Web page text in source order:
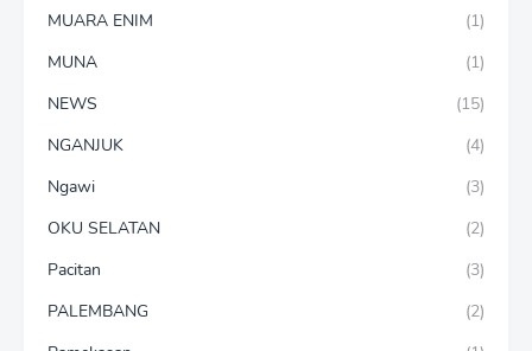
MUARA ENIM
(1)
MUNA
(1)
NEWS
(15)
NGANJUK
(4)
Ngawi
(3)
OKU SELATAN
(2)
Pacitan
(3)
PALEMBANG
(2)